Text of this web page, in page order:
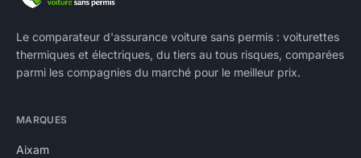
Le comparateur d'assurance voiture sans permis : voiturettes
thermiques et électriques, du tiers au tous risques, comparées
parmi les compagnies du marché pour le meilleur prix.
MARQUES
Aixam